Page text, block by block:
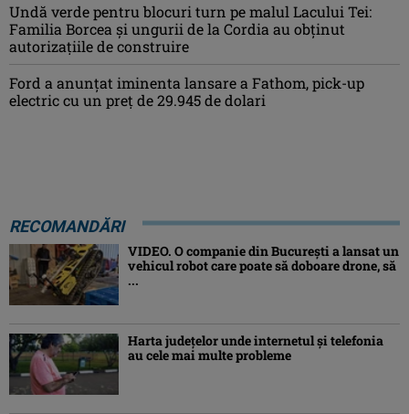
Undă verde pentru blocuri turn pe malul Lacului Tei:
Familia Borcea și ungurii de la Cordia au obținut
autorizațiile de construire
Ford a anunțat iminenta lansare a Fathom, pick-up
electric cu un preț de 29.945 de dolari
RECOMANDĂRI
VIDEO. O companie din București a lansat un
vehicul robot care poate să doboare drone, să
...
Harta județelor unde internetul și telefonia
au cele mai multe probleme